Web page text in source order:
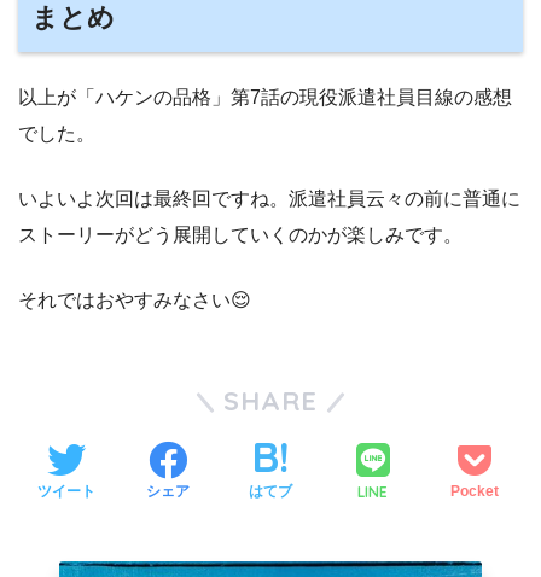
まとめ
以上が「ハケンの品格」第7話の現役派遣社員目線の感想
でした。
いよいよ次回は最終回ですね。派遣社員云々の前に普通に
ストーリーがどう展開していくのかが楽しみです。
それではおやすみなさい😌
SHARE
ツイート シェア はてブ LINE Pocket